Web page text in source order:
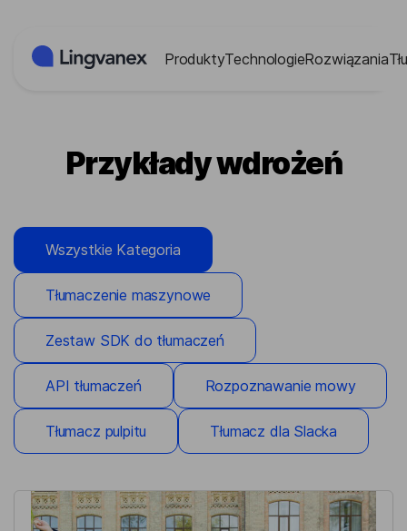
ProduktyTechnologieRozwiązania
Przykłady wdrożeń
Wszystkie Kategoria
Tłumaczenie maszynowe
Zestaw SDK do tłumaczeń
API tłumaczeń Rozpoznawanie mowy
Tłumacz pulpitu Tłumacz dla Slacka